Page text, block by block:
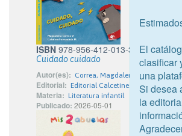
ISBN 978-956-412-013-3
Cuidado cuidado
Autor(es): Correa, Magdalena
Editorial: Editorial Calcetines Animados
Materia: Literatura infantil
Publicado: 2026-05-01
El
clasificar
una
Si desea
la